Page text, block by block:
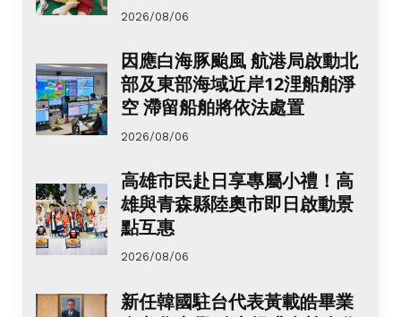
2026/08/06
因應白海豚颱風 航港局啟動北
部及東部海域近岸12浬船舶淨
空 滯留船舶將依法處置
2026/08/06
高雄市民赴日享專屬小禮！高
雄與青森縣陸奧市即日啟動景
點互惠
2026/08/06
新任韓國駐台代表黃載皓畢業